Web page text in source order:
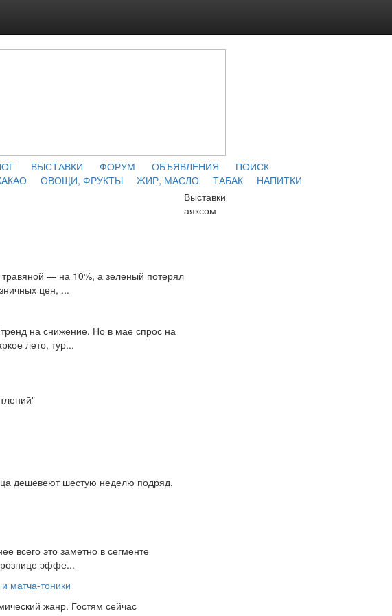
ВЫСТАВКИ ФОРУМ ОБЪЯВЛЕНИЯ
ПОИСК
ОВОЩИ, ФРУКТЫ ЖИР, МАСЛО ТАБАК НАПИТКИ
— на 10%, а зеленый потерял
цен, ...
на снижение. Но в мае спрос на
лето, тур...
дешевеют шестую неделю подряд.
всего это заметно в сегменте
рознице эффе...
матча-тоники
жанр. Гостям сейчас
Выставки
аяксом